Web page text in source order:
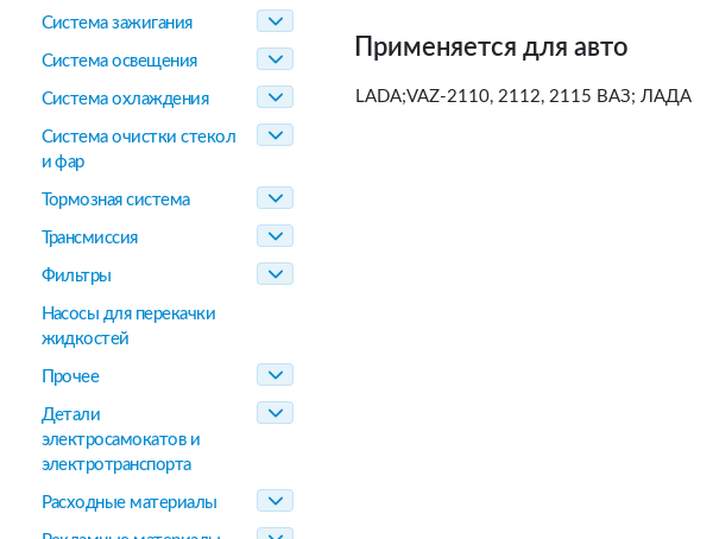
Система зажигания
Система освещения
Система охлаждения
Система очистки стекол
и фар
Тормозная система
Трансмиссия
Фильтры
Насосы для перекачки
жидкостей
Прочее
Детали
электросамокатов и
электротранспорта
Расходные материалы
Применяется для авто
LADA;VAZ-2110, 2112, 2115 ВАЗ; ЛАДА